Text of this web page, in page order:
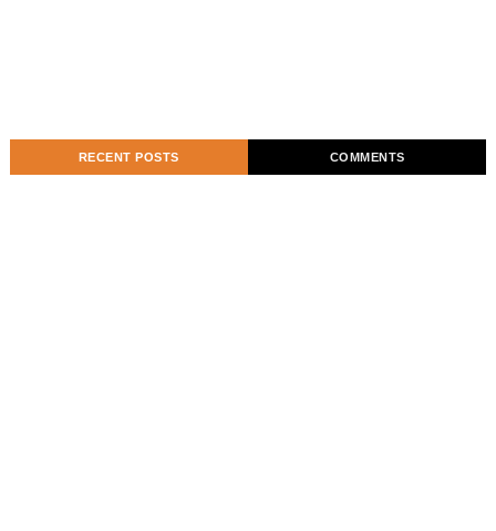
RECENT POSTS COMMENTS